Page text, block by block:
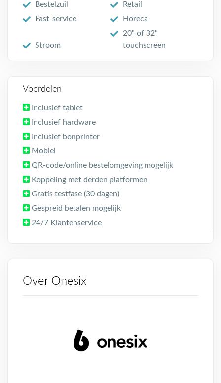
Bestelzuil
Retail
Fast-service
Horeca
Stroom
20" of 32"
touchscreen
Voordelen
Inclusief tablet
Inclusief hardware
Inclusief bonprinter
Mobiel
QR-code/online bestelomgeving mogelijk
Koppeling met derden platformen
Gratis testfase (30 dagen)
Gespreid betalen mogelijk
24/7 Klantenservice
Over Onesix